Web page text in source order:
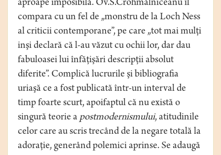
aproape imposibilă. Ov.S.Crohmălniceanu îl
compara cu un fel de „monstru de la Loch Ness
al criticii contemporane”, pe care „tot mai mulţi
inşi declară că l-au văzut cu ochii lor, dar dau
fabuloasei lui înfăţişări descripţii absolut
diferite”. Complică lucrurile şi bibliografia
uriaşă ce a fost publicată într-un interval de
timp foarte scurt, apoifaptul că nu există o
singură teorie a postmodernismului, atitudinile
celor care au scris trecând de la negare totală la
adoraţie, generând polemici aprinse. Se adaugă